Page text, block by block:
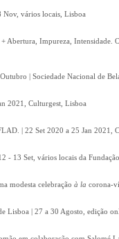
Nov, vários locais, Lisboa
Abertura, Impureza, Intensidade.
| Sociedade Nacional de
2021, Culturgest, Lisboa
| 22 Set 2020 a 25 Jan
- 13 Set, vários locais da
modesta celebração à la corona-
Lisboa | 27 a 30 Agosto, edição